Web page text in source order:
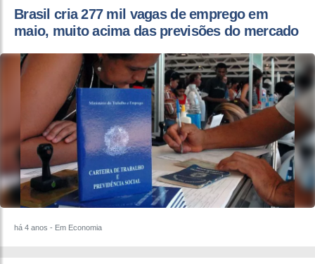
Brasil cria 277 mil vagas de emprego em
maio, muito acima das previsões do mercado
há 4 anos - Em Economia